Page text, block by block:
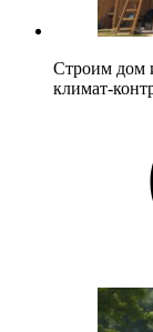
Строим дом
климат-